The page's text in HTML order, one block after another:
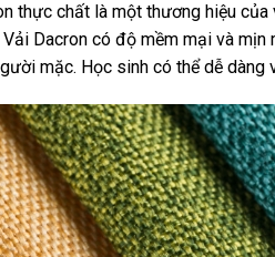
thực chất là một thương hiệu
Vải Dacron có độ mềm mại và
mặc. Học sinh có thể dễ dàng